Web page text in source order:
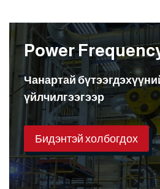
Power
Чанартай
үйлчилгээгээр
Бидэнтэй холбогдох